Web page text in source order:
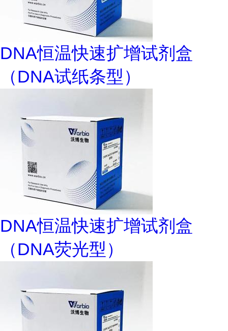
DNA恒温快速扩增试剂盒
（DNA试纸条型）
DNA恒温快速扩增试剂盒
（DNA荧光型）